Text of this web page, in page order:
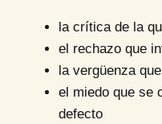
la crítica de la
el rechazo que
la vergüenza
el miedo que se
defecto